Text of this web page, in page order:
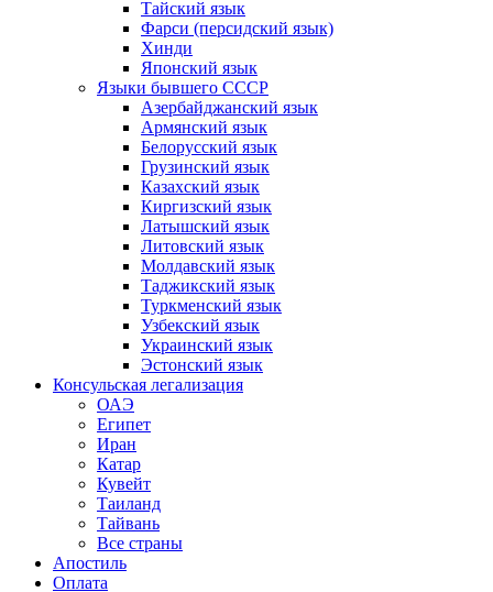
Тайский язык
Фарси (персидский язык)
Хинди
Японский язык
Языки бывшего СССР
Азербайджанский язык
Армянский язык
Белорусский язык
Грузинский язык
Казахский язык
Киргизский язык
Латышский язык
Литовский язык
Молдавский язык
Таджикский язык
Туркменский язык
Узбекский язык
Украинский язык
Эстонский язык
Консульская легализация
ОАЭ
Египет
Иран
Катар
Кувейт
Таиланд
Тайвань
Все страны
Апостиль
Оплата